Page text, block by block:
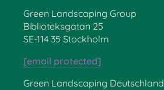
Green Landscaping Group
Biblioteksgatan 25
SE-114 35 Stockholm
[email protected]
Green Landscaping Deutschland